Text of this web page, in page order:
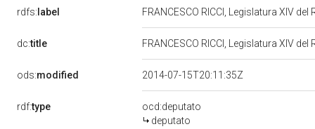
rdfs: label FRANCESCO RICCI, Legislatura XIV del
dc:title FRANCESCO RICCI, Legislatura XIV del
ods:modified 2014-07-15T20:11:35Z
rdf:type
ocd:deputato
deputato